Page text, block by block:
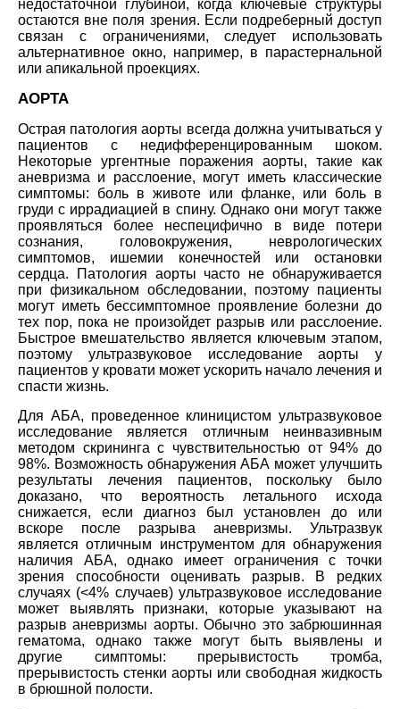
недостаточной глубиной, когда ключевые структуры
остаются вне поля зрения. Если подреберный доступ
связан с ограничениями, следует использовать
альтернативное окно, например, в парастернальной
или апикальной проекциях.
АОРТА
Острая патология аорты всегда должна учитываться у
пациентов с недифференцированным шоком.
Некоторые ургентные поражения аорты, такие как
аневризма и расслоение, могут иметь классические
симптомы: боль в животе или фланке, или боль в
груди с иррадиацией в спину. Однако они могут также
проявляться более неспецифично в виде потери
сознания, головокружения, неврологических
симптомов, ишемии конечностей или остановки
сердца. Патология аорты часто не обнаруживается
при физикальном обследовании, поэтому пациенты
могут иметь бессимптомное проявление болезни до
тех пор, пока не произойдет разрыв или расслоение.
Быстрое вмешательство является ключевым этапом,
поэтому ультразвуковое исследование аорты у
пациентов у кровати может ускорить начало лечения и
спасти жизнь.
Для АБА, проведенное клиницистом ультразвуковое
исследование является отличным неинвазивным
методом скрининга с чувствительностью от 94% до
98%. Возможность обнаружения АБА может улучшить
результаты лечения пациентов, поскольку было
доказано, что вероятность летального исхода
снижается, если диагноз был установлен до или
вскоре после разрыва аневризмы. Ультразвук
является отличным инструментом для обнаружения
наличия АБА, однако имеет ограничения с точки
зрения способности оценивать разрыв. В редких
случаях (<4% случаев) ультразвуковое исследование
может выявлять признаки, которые указывают на
разрыв аневризмы аорты. Обычно это забрюшинная
гематома, однако также могут быть выявлены и
другие симптомы: прерывистость тромба,
прерывистость стенки аорты или свободная жидкость
в брюшной полости.